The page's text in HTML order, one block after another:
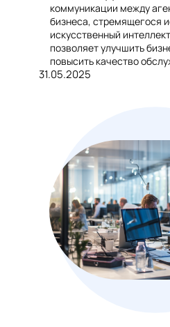
коммуникации между
бизнеса, стремящегося
искусственный
позволяет улучшить
повысить качество
31.05.2025